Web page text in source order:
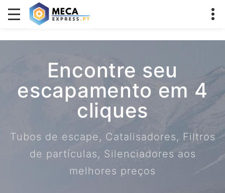
Encontre seu
escapamento em 4
cliques
Tubos de escape, Catalisadores, Filtros
de partículas, Silenciadores aos
melhores preços